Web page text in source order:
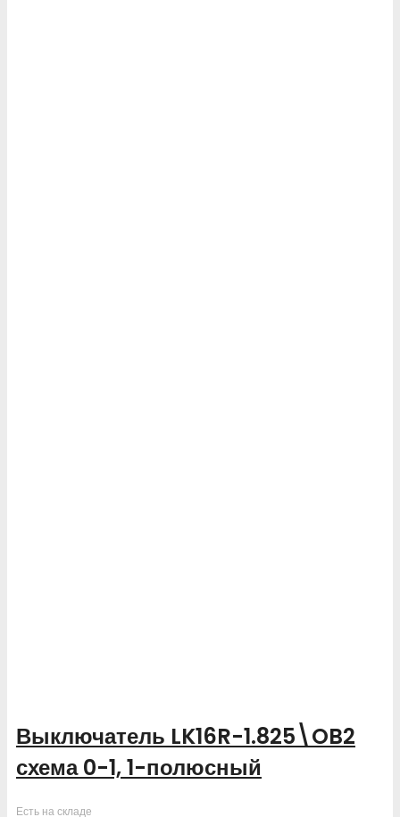
Выключатель LK16R-1.825\OB2
схема 0-1, 1-полюсный
Есть на складе